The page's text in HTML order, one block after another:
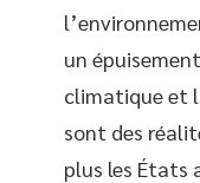
un
climatique et
sont des
plus les États